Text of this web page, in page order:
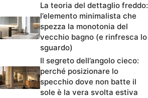
La teoria del dettaglio freddo:
l’elemento minimalista che
spezza la monotonia del
vecchio bagno (e rinfresca lo
sguardo)
Il segreto dell’angolo cieco:
perché posizionare lo
specchio dove non batte il
sole è la vera svolta estiva